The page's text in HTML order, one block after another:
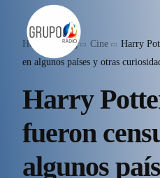
Home Blog Cine
Harry
en algunos países y otras
Harry
fueron
algunos